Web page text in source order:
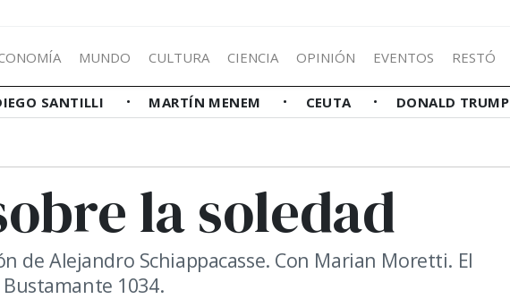
MUNDO CULTURA CIENCIA OPINIÓN EVENTOS RESTÓ
SANTILLI MARTÍN MENEM CEUTA DONALD TRUMP
la soledad
de Alejandro Schiappacasse. Con Marian Moretti. El
1034.